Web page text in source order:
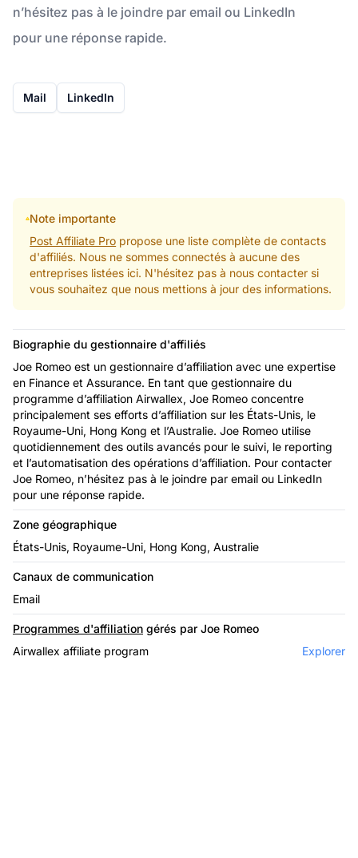
n’hésitez pas à le joindre par email ou LinkedIn
pour une réponse rapide.
Mail LinkedIn
Note importante
Post Affiliate Pro propose une liste complète de contacts
d'affiliés. Nous ne sommes connectés à aucune des
entreprises listées ici. N'hésitez pas à nous contacter si
vous souhaitez que nous mettions à jour des informations.
Biographie du gestionnaire d'affiliés
Joe Romeo est un gestionnaire d’affiliation avec une expertise
en Finance et Assurance. En tant que gestionnaire du
programme d’affiliation Airwallex, Joe Romeo concentre
principalement ses efforts d’affiliation sur les États-Unis, le
Royaume-Uni, Hong Kong et l’Australie. Joe Romeo utilise
quotidiennement des outils avancés pour le suivi, le reporting
et l’automatisation des opérations d’affiliation. Pour contacter
Joe Romeo, n’hésitez pas à le joindre par email ou LinkedIn
pour une réponse rapide.
Zone géographique
États-Unis, Royaume-Uni, Hong Kong, Australie
Canaux de communication
Email
Programmes d'affiliation gérés par Joe Romeo
Airwallex affiliate program
Explorer